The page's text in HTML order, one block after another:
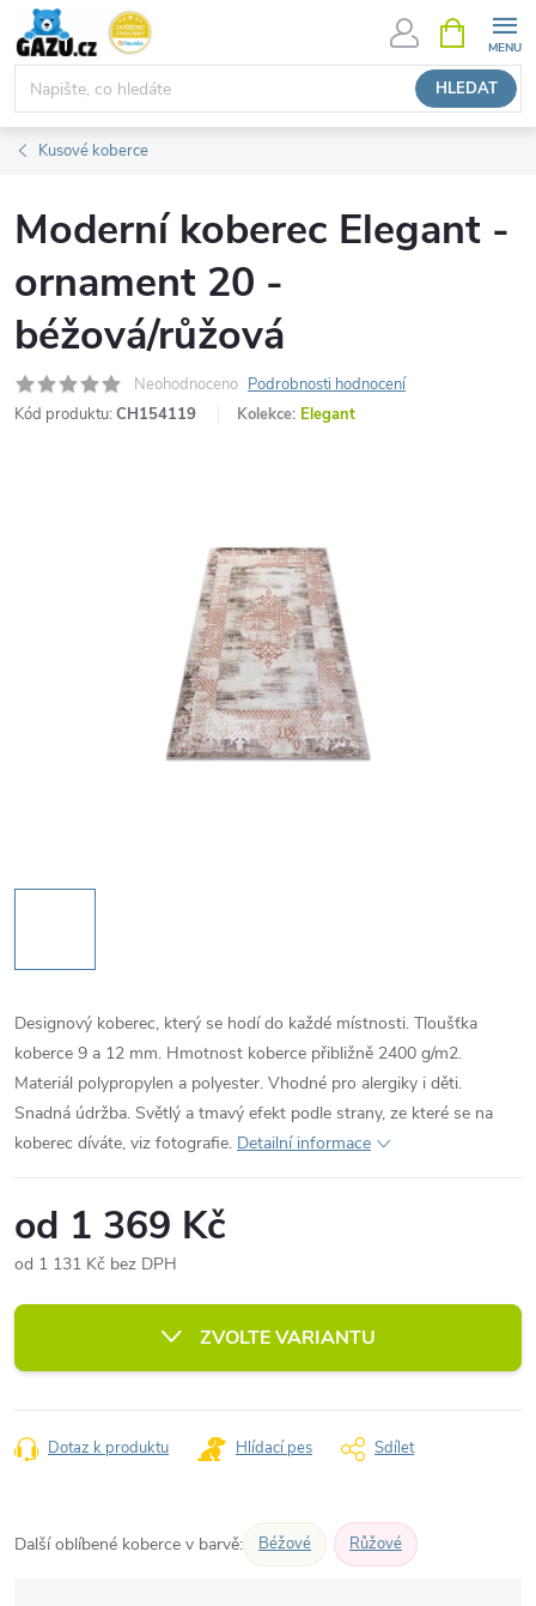
Přejít
obsah
HLEDAT
NÁKUPNÍ
KOŠÍK
Kusové koberce
Moderní koberec Elegant -
ornament 20 -
béžová/růžová
Neohodnoceno Podrobnosti hodnocení
Kód produktu: CH154119 Kolekce: Elegant
Designový koberec, který se hodí do každé místnosti. Tloušťka
koberce 9 a 12 mm. Hmotnost koberce přibližně 2400 g/m2.
Materiál polypropylen a polyester. Vhodné pro alergiky i děti.
Snadná údržba. Světlý a tmavý efekt podle strany, ze které se na
koberec díváte, viz fotografie. Detailní informace
od 1 369 Kč
od 1 131 Kč bez DPH
cena:
ZVOLTE VARIANTU
Dotaz k produktu Hlídací pes Sdílet
Další oblíbené koberce v barvě: Béžové Růžové